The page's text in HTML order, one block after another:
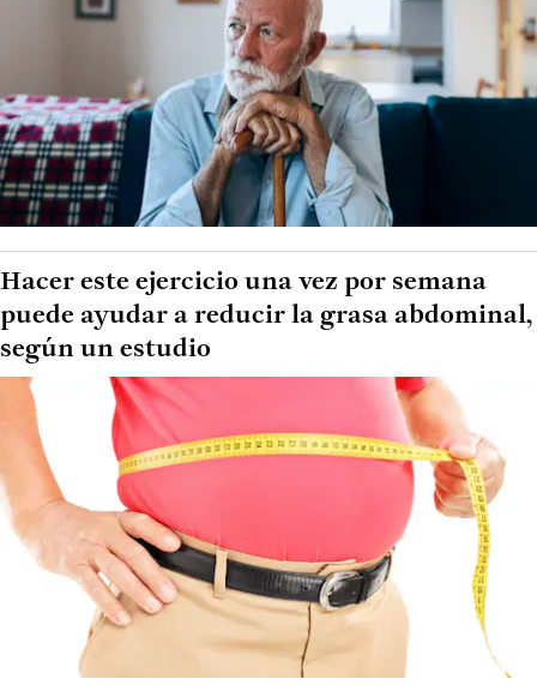
Hacer este ejercicio una vez por semana
puede ayudar a reducir la grasa abdominal,
según un estudio